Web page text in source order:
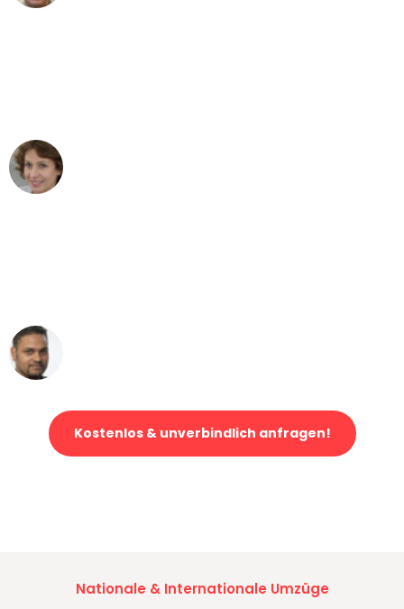
Kostenlos & unverbindlich anfragen!
Nationale & Internationale Umzüge